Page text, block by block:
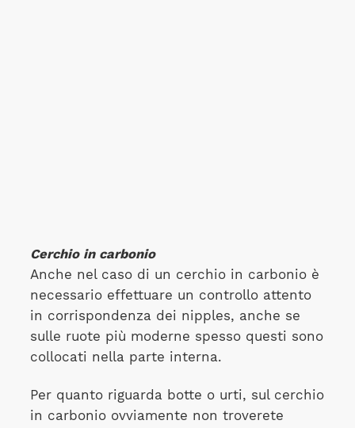
Cerchio in carbonio
Anche nel caso di un cerchio in carbonio è
necessario effettuare un controllo attento
in corrispondenza dei nipples, anche se
sulle ruote più moderne spesso questi sono
collocati nella parte interna.
Per quanto riguarda botte o urti, sul cerchio
in carbonio ovviamente non troverete